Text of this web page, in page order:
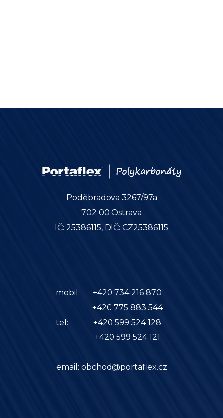
Poděbradova 3267/97a
702 00 Ostrava
IČ: 25386115, DIČ: CZ25386115
mobil:
+420 734 216 870
+420 775 883 544
tel:
+420 599 524 128
+420 599 524 121
email: obchod@portaflex.cz